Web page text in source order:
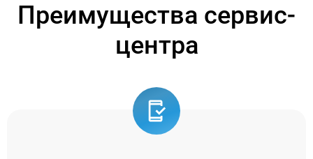
Преимущества сервис-
центра